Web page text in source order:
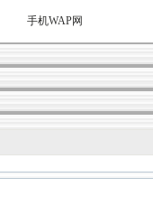
手机WAP网